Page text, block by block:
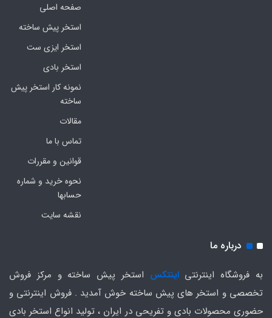
صفحه اصلی
استخر پیش ساخته
استخر ایزی ست
استخر بادی
نمونه کار استخر پیش
ساخته
مقالات
تماس با ما
قوانین و مقررات
نحوه خرید و شماره
حسابها
نقشه سایت
درباره ما
به فروشگاه اینترنتیاینتکس استخر پیش ساخته و مرکز فروش
تخصصی و استخر های پیش ساخته خوش آمدید . فروش اینترنتی و
حضوری محصولات بادی و تفریحی در ایران ، تولید انواع استخر بادی